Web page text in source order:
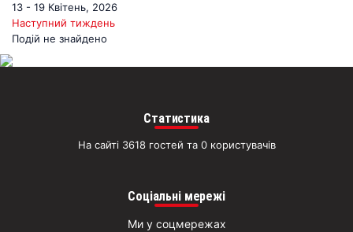
13 - 19 Квітень, 2026
Наступний тиждень
Подій не знайдено
Статистика
На сайті 3618 гостей та 0 користувачів
Соціальні мережі
Ми у соцмережах